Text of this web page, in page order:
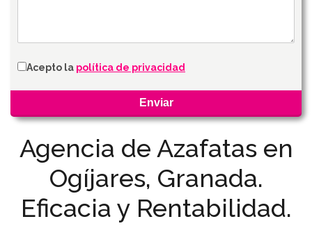
Agencia de Azafatas en
Ogíjares, Granada.
Eficacia y Rentabilidad.
Acepto la política de privacidad